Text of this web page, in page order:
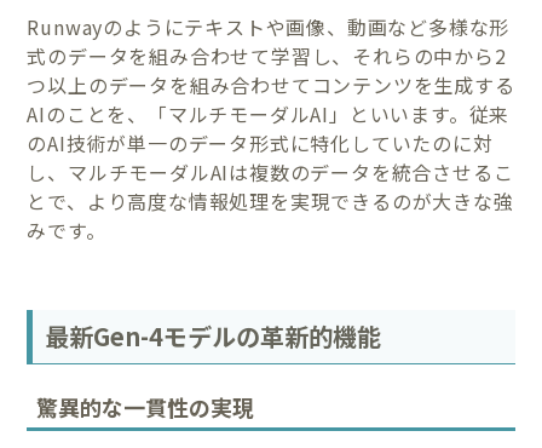
Runwayのようにテキストや画像、動画など多様な形
式のデータを組み合わせて学習し、それらの中から2
つ以上のデータを組み合わせてコンテンツを生成する
AIのことを、「マルチモーダルAI」といいます。従来
のAI技術が単一のデータ形式に特化していたのに対
し、マルチモーダルAIは複数のデータを統合させるこ
とで、より高度な情報処理を実現できるのが大きな強
みです。
最新Gen-4モデルの革新的機能
驚異的な一貫性の実現